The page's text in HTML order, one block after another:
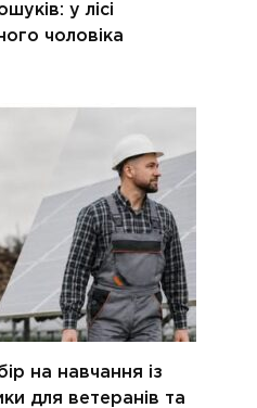
у лісі
чоловіка
на навчання із
для ветеранів та